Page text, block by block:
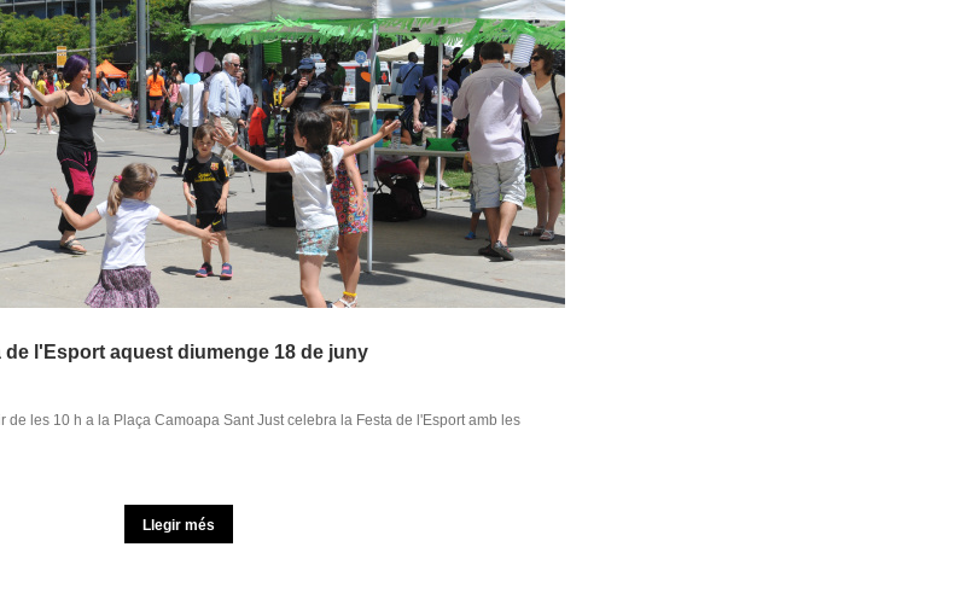
l'Esport aquest diumenge 18 de juny
de les 10 h a la Plaça Camoapa Sant Just celebra la Festa de l'Esport amb les
Llegir més